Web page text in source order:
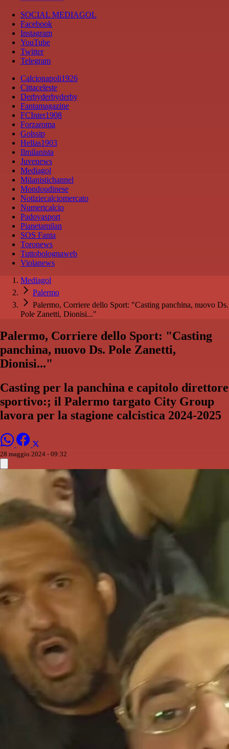
SOCIAL MEDIAGOL
Facebook
Instagram
YouTube
Twitter
Telegram
Calcionapoli1926
Cittaceleste
Derbyderbyderby
Fantamagazine
FCInter1908
Forzaroma
Golssip
Hellas1903
Ilmilanista
Juvenews
Mediagol
Milanistichannel
Mondoudinese
Notiziecalciomercato
Numericalcio
Padovasport
Pianetamilan
SOS Fanta
Toronews
Tuttobolognaweb
Violanews
Mediagol
Palermo
Palermo, Corriere dello Sport: "Casting panchina, nuovo Ds.
Pole Zanetti, Dionisi..."
Palermo, Corriere dello Sport: "Casting
panchina, nuovo Ds. Pole Zanetti,
Dionisi..."
Casting per la panchina e capitolo direttore
sportivo:; il Palermo targato City Group
lavora per la stagione calcistica 2024-2025
28 maggio 2024 - 09:32